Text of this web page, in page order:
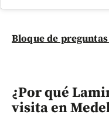
Bloque de
¿Por qué
visita en